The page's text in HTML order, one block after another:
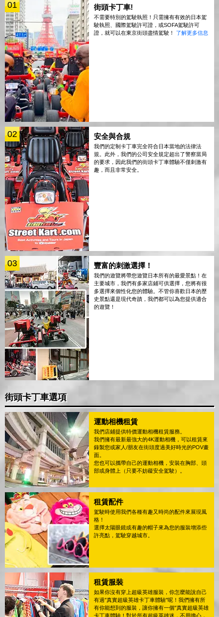
01 街頭卡丁車!
不需要特別的駕駛執照！只需擁有有效的日本駕
駛執照、國際駕駛許可證，或SOFA駕駛許可
證，就可以在東京街頭盡情駕駛！ 了解更多信息
02 安全與合規
我們的定制卡丁車完全符合日本當地的法律法
規。此外，我們的公司安全規定超出了警察當局
的要求，因此我們的街頭卡丁車體驗不僅刺激有
趣，而且非常安全。
03 豐富的刺激選擇！
我們的遊覽將帶您遊覽日本所有的最愛景點！在
主要城市，我們有多家店鋪可供選擇，您將有很
多選擇來個性化您的體驗。不管你喜歡日本的歷
史景點還是現代奇蹟，我們都可以為您提供適合
的遊覽！
街頭卡丁車選項
運動相機租賃
我們店鋪提供特價運動相機租賃服務。
我們擁有最新最強大的4K運動相機，可以租賃來
錄製您或家人/朋友在街頭度過美好時光的POV畫
面。
您也可以攜帶自己的運動相機，安裝在胸部、頭
部或身體上（只要不妨礙安全駕駛）。
租賃配件
駕駛時使用我們各種有趣又時尚的配件來展現風
格！
選擇太陽眼鏡或有趣的帽子來為您的服裝增添些
許亮點，駕駛穿越城市。
租賃服裝
如果你沒有穿上超級英雄服裝，你怎麼能說自己
有過"真實超級英雄卡丁車體驗"呢！我們擁有所
有你能想到的服裝，讓你擁有一個"真實超級英雄
卡丁車體驗！對於所有超級英雄迷，不用擔心，